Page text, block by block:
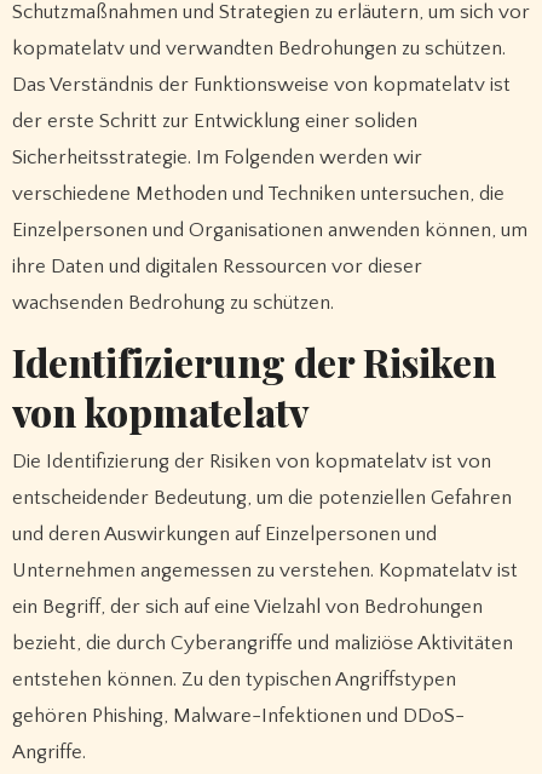
Schutzmaßnahmen und Strategien zu erläutern, um sich vor
kopmatelatv und verwandten Bedrohungen zu schützen.
Das Verständnis der Funktionsweise von kopmatelatv ist
der erste Schritt zur Entwicklung einer soliden
Sicherheitsstrategie. Im Folgenden werden wir
verschiedene Methoden und Techniken untersuchen, die
Einzelpersonen und Organisationen anwenden können, um
ihre Daten und digitalen Ressourcen vor dieser
wachsenden Bedrohung zu schützen.
Identifizierung der Risiken
von kopmatelatv
Die Identifizierung der Risiken von kopmatelatv ist von
entscheidender Bedeutung, um die potenziellen Gefahren
und deren Auswirkungen auf Einzelpersonen und
Unternehmen angemessen zu verstehen. Kopmatelatv ist
ein Begriff, der sich auf eine Vielzahl von Bedrohungen
bezieht, die durch Cyberangriffe und maliziöse Aktivitäten
entstehen können. Zu den typischen Angriffstypen
gehören Phishing, Malware-Infektionen und DDoS-
Angriffe.